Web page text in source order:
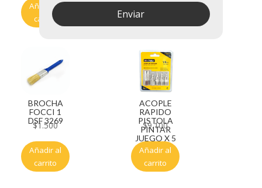
Añadir al
carrito
BROCHA
FOCCI 1
DSF 3269
$1.500
Añadir al
carrito
ACOPLE
RAPIDO
PISTOLA
PINTAR
JUEGO X 5
$9.100
Añadir al
carrito
Enviar